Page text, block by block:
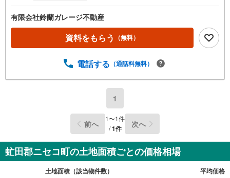
有限会社鈴蘭ガレージ不動産
資料をもらう （無料）
電話する （通話料無料）
1
前へ 1〜1件
/1件 次へ
虻田郡ニセコ町の土地面積ごとの価格相場
土地面積（該当物件数） 平均価格